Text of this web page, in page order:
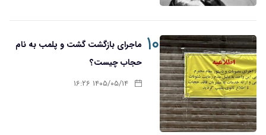
۱۰ ماجرای بازگشت گشت و پلمب به نام
حجاب چیست؟
۱۴۰۵/۰۵/۱۴ ۱۶:۲۶